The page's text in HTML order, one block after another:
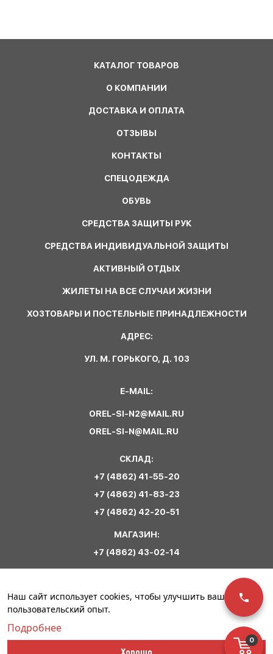
0
КАТАЛОГ ТОВАРОВ
О КОМПАНИИ
ДОСТАВКА И ОПЛАТА
ОТЗЫВЫ
КОНТАКТЫ
СПЕЦОДЕЖДА
ОБУВЬ
СРЕДСТВА ЗАЩИТЫ РУК
СРЕДСТВА ИНДИВИДУАЛЬНОЙ ЗАЩИТЫ
АКТИВНЫЙ ОТДЫХ
ЖИЛЕТЫ НА ВСЕ СЛУЧАИ ЖИЗНИ
ХОЗТОВАРЫ И ПОСТЕЛЬНЫЕ ПРИНАДЛЕЖНОСТИ
АДРЕС:
УЛ. М. ГОРЬКОГО, Д. 103
E-MAIL:
OREL-SI-N2@MAIL.RU
OREL-SI-N@MAIL.RU
СКЛАД:
+7 (4862) 41-55-20
+7 (4862) 41-83-23
+7 (4862) 42-20-51
МАГАЗИН:
+7 (4862) 43-02-14
Обратная связь
Политика Разработка сайта –
Наш сайт использует cookies, чтобы улучшить ваш
пользовательский опыт.
Подробнее
Хорошо